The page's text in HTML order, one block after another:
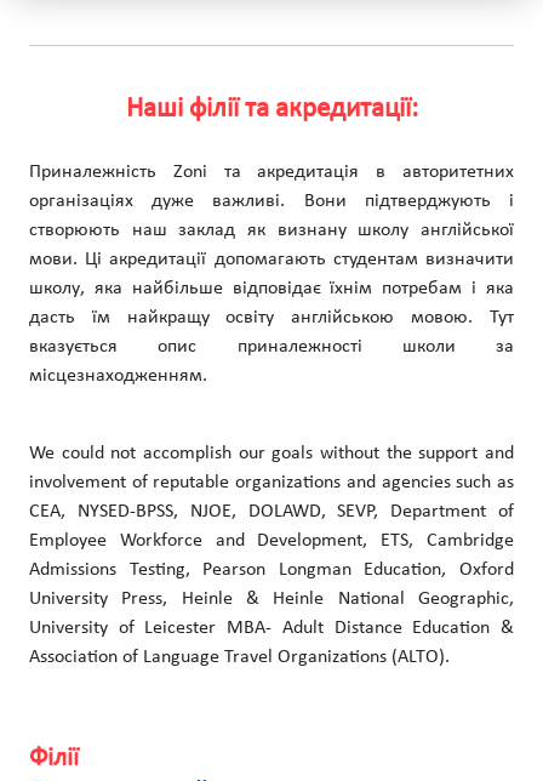
Наші філії та акредитації:
Приналежність Zoni та акредитація в авторитетних
організаціях дуже важливі. Вони підтверджують і
створюють наш заклад як визнану школу англійської
мови. Ці акредитації допомагають студентам визначити
школу, яка найбільше відповідає їхнім потребам і яка
дасть їм найкращу освіту англійською мовою. Тут
вказується опис приналежності школи за
місцезнаходженням.
We could not accomplish our goals without the support and
involvement of reputable organizations and agencies such as
CEA, NYSED-BPSS, NJOE, DOLAWD, SEVP, Department of
Employee Workforce and Development, ETS, Cambridge
Admissions Testing, Pearson Longman Education, Oxford
University Press, Heinle & Heinle National Geographic,
University of Leicester MBA- Adult Distance Education &
Association of Language Travel Organizations (ALTO).
Філії